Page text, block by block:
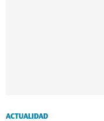
ACTUALIDAD